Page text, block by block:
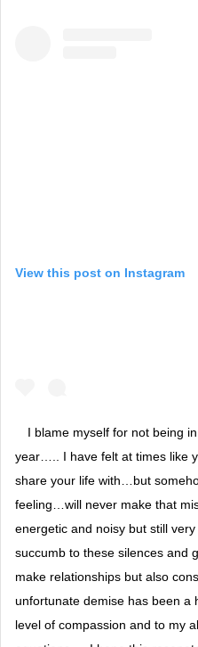
View this post on Instagram
I blame myself for not being
year….. I have felt at times like
share your life with…but
feeling…will never make that
energetic and noisy but still
succumb to these silences and
make relationships but also
unfortunate demise has been
level of compassion and to my